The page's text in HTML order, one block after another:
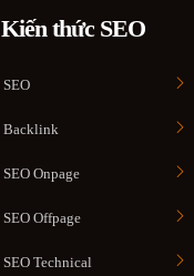
Kiến thức SEO
SEO
Backlink
SEO Onpage
SEO Offpage
SEO Technical